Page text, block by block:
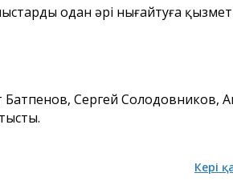
одан әрі нығайтуға қызмет
Батпенов, Сергей Солодовников,
Кері